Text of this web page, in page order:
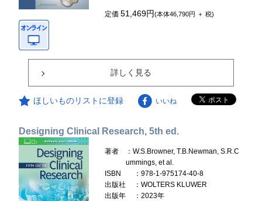
定価51,469円(本体46,790円 ＋ 税)
詳しく見る
ほしいものリストに登録 いいね
Designing Clinical Research, 5th ed.
著者
：W.S.Browner, T.B.Newman, S.R.C
ummings, et al.
ISBN
：978-1-975174-40-8
出版社
：WOLTERS KLUWER
出版年
：2023年